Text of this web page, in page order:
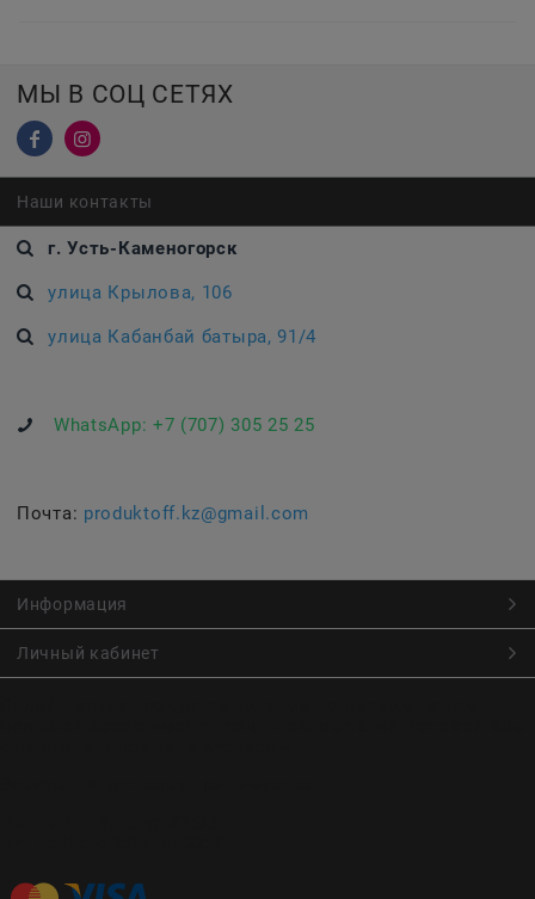
МЫ В СОЦ СЕТЯХ
Наши контакты
г. Усть-Каменогорск
улица Крылова, 106
улица Кабанбай батыра, 91/4
WhatsApp: +7 (707) 305 25 25
Почта: produktoff.kz@gmail.com
Информация
Личный кабинет